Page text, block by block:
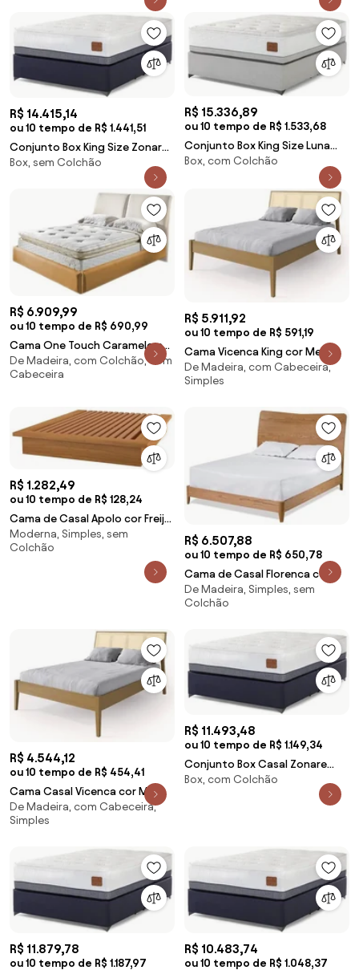
Exclusive Com 2 USB 193x203cm
- 67604 Sun House
158x198cm - 67600 Sun House
R$ 14.415,14
ou 10 tempo de R$ 1.441,51
Conjunto Box King Size Zonare
One Side Pillow Top Base
Exclusive Com 1 USB 193x203cm
- 67598 Sun House
Box, sem Colchão
R$ 15.336,89
ou 10 tempo de R$ 1.533,68
Conjunto Box King Size Luna
One Side Pillow Top Base
Exclusive Com 2 USB 193x203cm
- 67595 Sun House
Box, com Colchão
R$ 6.909,99
ou 10 tempo de R$ 690,99
Cama One Touch Caramelo e
Bege para Colchão Casal
138cm - 64006 Sun House
De Madeira, com Colchão, com
Cabeceira
R$ 5.911,92
ou 10 tempo de R$ 591,19
Cama Vicenca King cor Mel
199cm - 72222 Sun House
De Madeira, com Cabeceira,
Simples
R$ 1.282,49
ou 10 tempo de R$ 128,24
Cama de Casal Apolo cor Freijó
- 42037 Sun House
Moderna, Simples, sem
Colchão
R$ 6.507,88
ou 10 tempo de R$ 650,78
Cama de Casal Florenca cor
Carvalho Amendoa 150 cm -
50832 Sun House
De Madeira, Simples, sem
Colchão
R$ 4.544,12
ou 10 tempo de R$ 454,41
Cama Casal Vicenca cor Mel
151cm - 62763 Sun House
De Madeira, com Cabeceira,
Simples
R$ 11.493,48
ou 10 tempo de R$ 1.149,34
Conjunto Box Casal Zonare
One Side Pillow Top Base
Exclusive Com 2 USB 138X188cm
Box, com Colchão
R$ 11.879,78
ou 10 tempo de R$ 1.187,97
R$ 10.483,74
ou 10 tempo de R$ 1.048,37